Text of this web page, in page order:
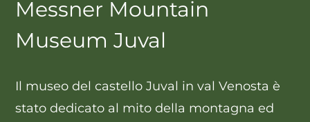
Messner Mountain
Museum Juval
Il museo del castello Juval in val Venosta è
stato dedicato al mito della montagna ed